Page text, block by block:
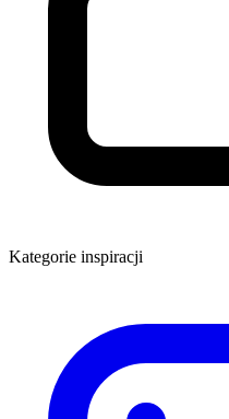
Kategorie inspiracji